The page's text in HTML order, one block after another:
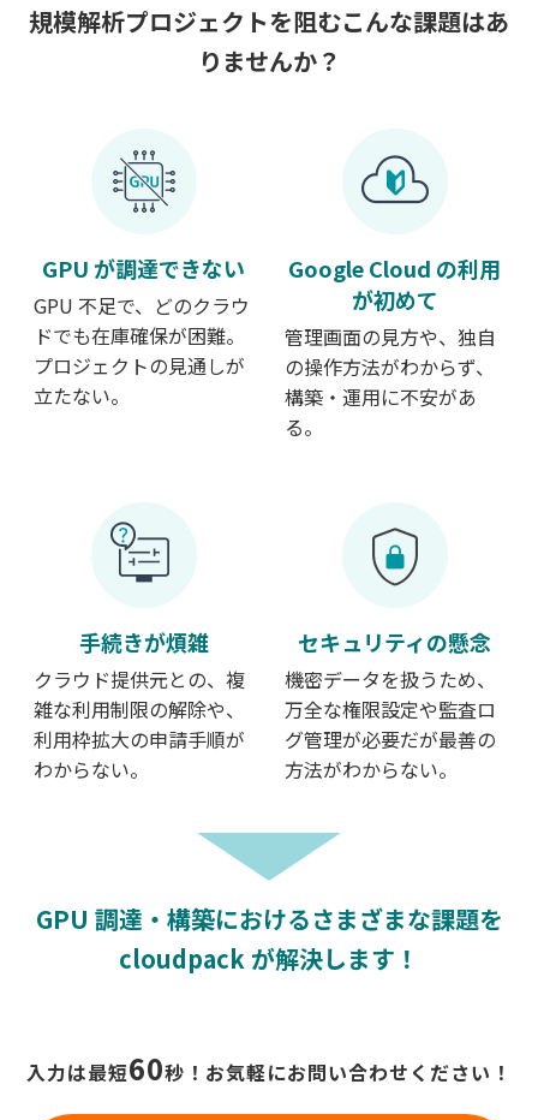
規模解析プロジェクトを阻むこんな課題はあ
りませんか？
GPU が調達できない
GPU 不足で、どのクラウ
ドでも在庫確保が困難。
プロジェクトの見通しが
立たない。
Google Cloud の利用
が初めて
管理画面の見方や、独自
の操作方法がわからず、
構築・運用に不安があ
る。
手続きが煩雑
クラウド提供元との、複
雑な利用制限の解除や、
利用枠拡大の申請手順が
わからない。
セキュリティの懸念
機密データを扱うため、
万全な権限設定や監査ロ
グ管理が必要だが最善の
方法がわからない。
GPU 調達・構築におけるさまざまな課題を
cloudpack が解決します！
入力は最短60秒！お気軽にお問い合わせください！